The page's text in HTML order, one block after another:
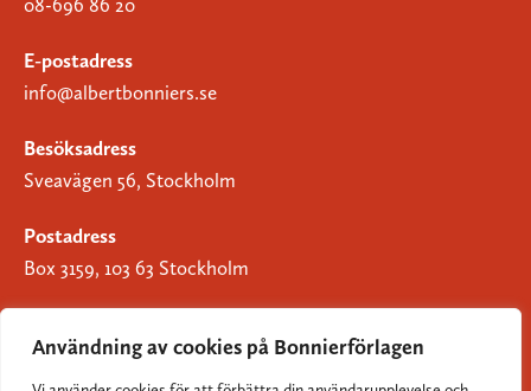
Användning av cookies på Bonnierförlagen
08-696 86 20
E-postadress
info@albertbonniers.se
Besöksadress
Sveavägen 56, Stockholm
Postadress
Box 3159, 103 63 Stockholm